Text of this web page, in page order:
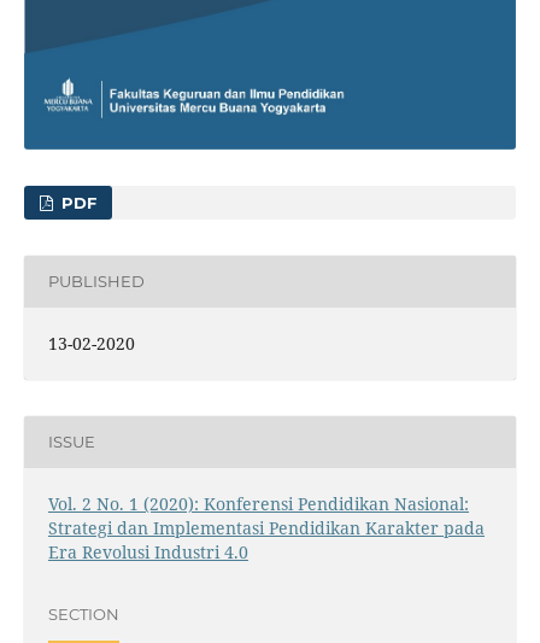
PDF
PUBLISHED
13-02-2020
ISSUE
Vol. 2 No. 1 (2020): Konferensi Pendidikan Nasional:
Strategi dan Implementasi Pendidikan Karakter pada
Era Revolusi Industri 4.0
SECTION